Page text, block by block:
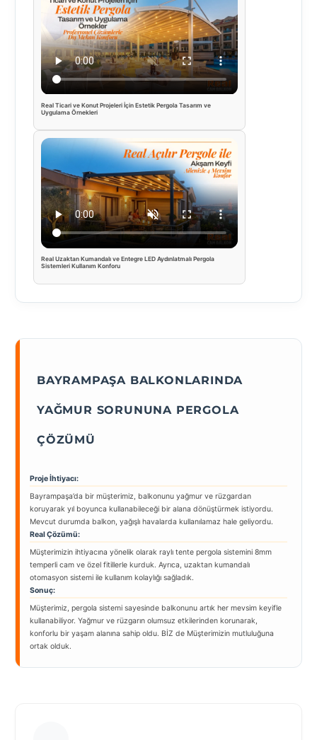
Real Ticari ve Konut Projeleri İçin Estetik Pergola Tasarım ve
Uygulama Örnekleri
Real Uzaktan Kumandalı ve Entegre LED Aydınlatmalı Pergola
Sistemleri Kullanım Konforu
BAYRAMPAŞA BALKONLARINDA
YAĞMUR SORUNUNA PERGOLA
ÇÖZÜMÜ
Proje İhtiyacı:
Bayrampaşa’da bir müşterimiz, balkonunu yağmur ve rüzgardan
koruyarak yıl boyunca kullanabileceği bir alana dönüştürmek istiyordu.
Mevcut durumda balkon, yağışlı havalarda kullanılamaz hale geliyordu.
Real Çözümü:
Müşterimizin ihtiyacına yönelik olarak raylı tente pergola sistemini 8mm
temperli cam ve özel fitillerle kurduk. Ayrıca, uzaktan kumandalı
otomasyon sistemi ile kullanım kolaylığı sağladık.
Sonuç:
Müşterimiz, pergola sistemi sayesinde balkonunu artık her mevsim keyifle
kullanabiliyor. Yağmur ve rüzgarın olumsuz etkilerinden korunarak,
konforlu bir yaşam alanına sahip oldu. BİZ de Müşterimizin mutluluğuna
ortak olduk.